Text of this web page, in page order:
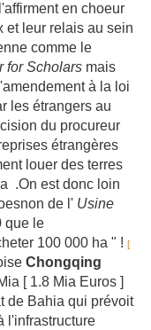
en choeur
et leur relais au sein
comme le
for Scholars mais
à la loi
les étrangers au
du procureur
étrangères
louer des terres
.On est donc loin
de l' Usine
que le
100 000 ha " ! [
Chongqing
[ 1.8 Mia Euros ]
de Bahia qui prévoit
l'infrastructure